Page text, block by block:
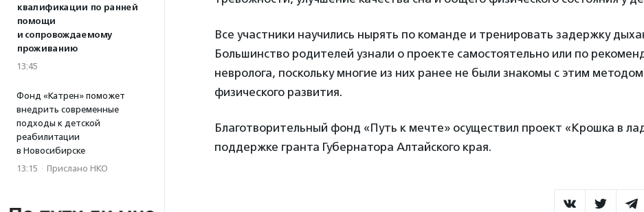
квалификации по ранней
помощи
и сопровождаемому
проживанию
13:45
Фонд «Катрен» поможет
внедрить современные
подходы к детской
реабилитации
в Новосибирске
13:15 · Прислано НКО
Все участники научились нырять по команде и тренировать задержку
Большинство родителей узнали о проекте самостоятельно или по
невролога, поскольку многие из них ранее не были знакомы с этим методом
физического развития.
Благотворительный фонд «Путь к мечте» осуществил проект «Крошка в
поддержке гранта Губернатора Алтайского края.